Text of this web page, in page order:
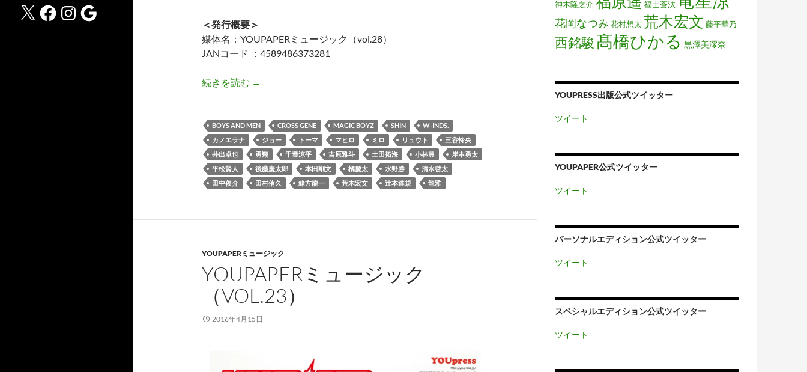
＜発行概要＞
媒体名：YOUPAPERミュージック（vol.28）
JANコード ：4589486373281
続きを読む YOUPAPERミュージック（vol.28）
→
BOYS AND MEN CROSS GENE MAGIC BOYZ SHIN
W-INDS.
カノエラナ
ジョー トーマ マヒロ ミロ リュウト
三谷怜央
井出卓也
勇翔 千葉涼平 吉原雅斗 土田拓海 小林豊
岸本勇太
平松賢人
後藤慶太郎 本田剛文 橘慶太 水野勝
清水啓太
田中俊介
田村侑久 緒方龍一 荒木宏文 辻本達規 龍雅
YOUPAPERミュージック
YOUPAPERミュージック
（VOL.23）
2016年4月15日
神木隆之介 福士蒼汰
花岡なつみ 花村想太 荒木宏文 藤平華乃
西銘駿髙橋ひかる 黒澤美澪奈
YOUPRESS出版公式ツイッター
ツイート
YOUPAPER公式ツイッター
ツイート
パーソナルエディション公式ツイッター
ツイート
スペシャルエディション公式ツイッター
ツイート
X FacebookInstagramGoogle